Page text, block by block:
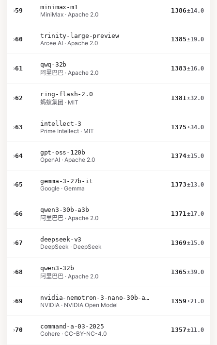
›59
minimax-m1
MiniMax · Apache 2.0
1386±14.0
›60
trinity-large-preview
Arcee AI · Apache 2.0
1385±19.0
›61
qwq-32b
阿里巴巴 · Apache 2.0
1383±16.0
›62
ring-flash-2.0
蚂蚁集团 · MIT
1381±32.0
›63
intellect-3
Prime Intellect · MIT
1375±34.0
›64
gpt-oss-120b
OpenAI · Apache 2.0
1374±15.0
›65
gemma-3-27b-it
Google · Gemma
1373±13.0
›66
qwen3-30b-a3b
阿里巴巴 · Apache 2.0
1371±17.0
›67
deepseek-v3
DeepSeek · DeepSeek
1369±15.0
›68
qwen3-32b
阿里巴巴 · Apache 2.0
1365±39.0
›69
nvidia-nemotron-3-nano-30b-a3b-bf16
NVIDIA · NVIDIA Open Model
1359±21.0
›70
command-a-03-2025
Cohere · CC-BY-NC-4.0
1357±11.0